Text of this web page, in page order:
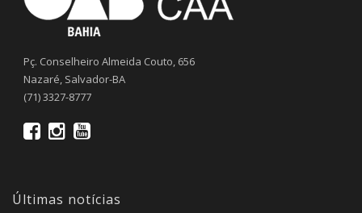
Pç. Conselheiro Almeida Couto, 656
Nazaré, Salvador-BA
(71) 3327-8777
Últimas notícias